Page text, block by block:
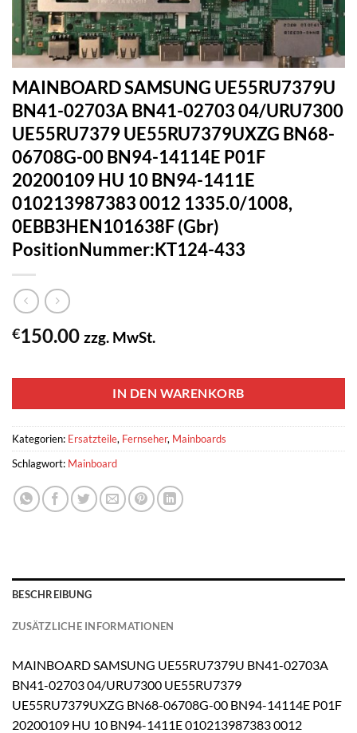
MAINBOARD SAMSUNG UE55RU7379U
BN41-02703A BN41-02703 04/URU7300
UE55RU7379 UE55RU7379UXZG BN68-
06708G-00 BN94-14114E P01F
20200109 HU 10 BN94-1411E
010213987383 0012 1335.0/1008,
0EBB3HEN101638F (Gbr)
PositionNummer:KT124-433
€150.00 zzg. MwSt.
IN DEN WARENKORB
Kategorien: Ersatzteile, Fernseher, Mainboards
Schlagwort: Mainboard
BESCHREIBUNG
ZUSÄTZLICHE INFORMATIONEN
MAINBOARD SAMSUNG UE55RU7379U BN41-02703A
BN41-02703 04/URU7300 UE55RU7379
UE55RU7379UXZG BN68-06708G-00 BN94-14114E P01F
20200109 HU 10 BN94-1411E 010213987383 0012